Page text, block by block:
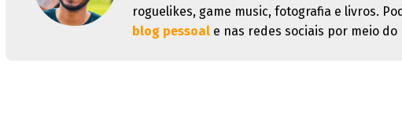
roguelikes, game music, fotografia e livros.
blog pessoal e nas redes sociais por meio do